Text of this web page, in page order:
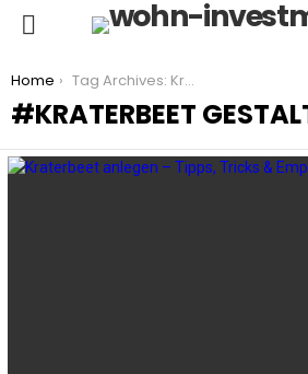
You are here:
Home Tag Archives: Kraterbeet Gestaltung
KRATERBEET